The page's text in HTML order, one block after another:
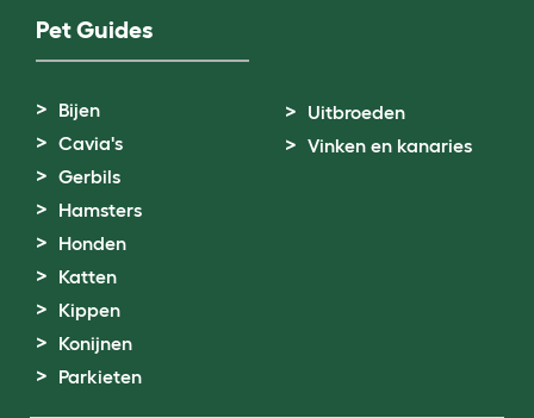
Pet Guides
Bijen
Cavia's
Gerbils
Hamsters
Honden
Katten
Kippen
Konijnen
Parkieten
Uitbroeden
Vinken en kanaries